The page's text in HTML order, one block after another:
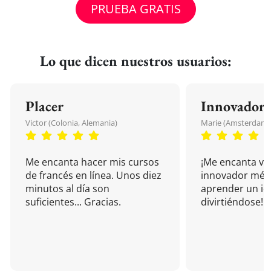
PRUEBA GRATIS
Lo que dicen nuestros usuarios:
Placer
Victor (Colonia, Alemania)
Me encanta hacer mis cursos
de francés en línea. Unos diez
minutos al día son
suficientes... Gracias.
Innovador
Marie (Amsterdam,
¡Me encanta
innovador
aprender un
divirtiéndose!